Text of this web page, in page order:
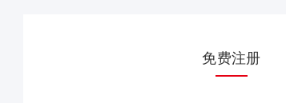
免费注册